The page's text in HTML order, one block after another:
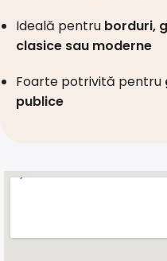
Ideală pentru borduri,
clasice sau moderne
Foarte potrivită pentru
publice